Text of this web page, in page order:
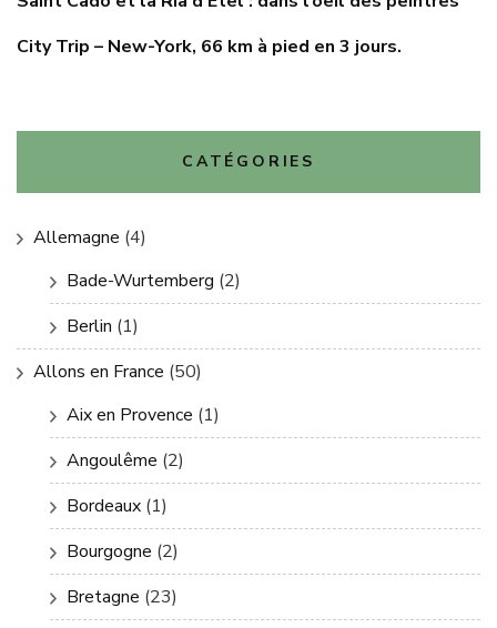
City Trip – New-York, 66 km à pied en 3 jours.
CATÉGORIES
Allemagne (4)
Bade-Wurtemberg (2)
Berlin (1)
Allons en France (50)
Aix en Provence (1)
Angoulême (2)
Bordeaux (1)
Bourgogne (2)
Bretagne (23)